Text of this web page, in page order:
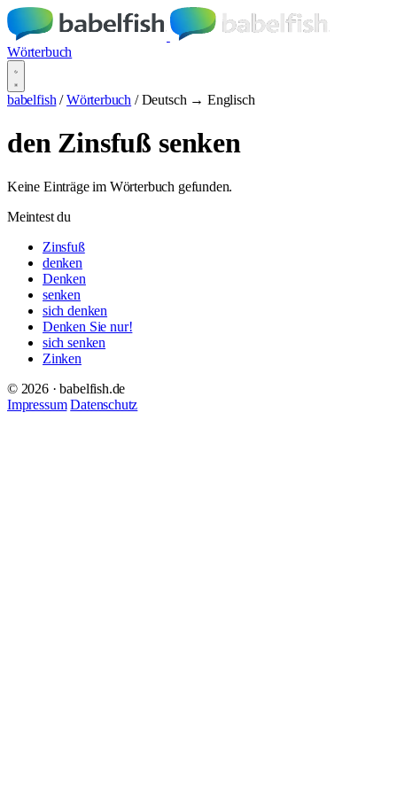
Wörterbuch
babelfish / Wörterbuch / Deutsch → Englisch
den Zinsfuß senken
Keine Einträge im Wörterbuch gefunden.
Meintest du
Zinsfuß
denken
Denken
senken
sich denken
Denken Sie nur!
sich senken
Zinken
© 2026 · babelfish.de
Impressum Datenschutz